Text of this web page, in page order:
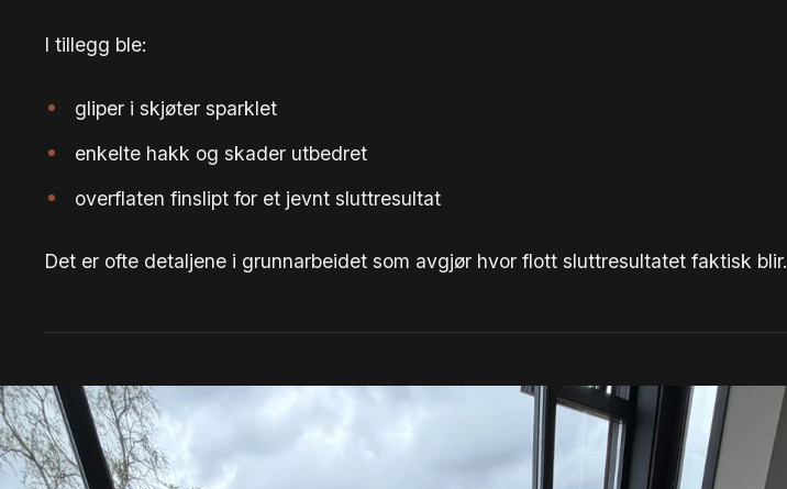
I tillegg ble:
gliper i skjøter sparklet
enkelte hakk og skader utbedret
overflaten finslipt for et jevnt sluttresultat
Det er ofte detaljene i grunnarbeidet som avgjør hvor flott sluttresultatet faktisk blir.